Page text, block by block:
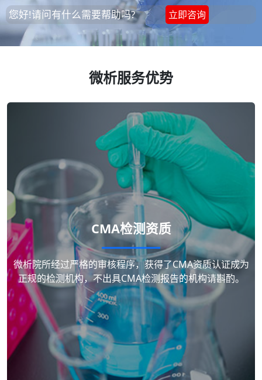
您好!请问有什么需要帮助吗? 立即咨询
微析服务优势
CMA检测资质
微析院所经过严格的审核程序，获得了CMA资质认证成为
正规的检测机构，不出具CMA检测报告的机构请斟酌。